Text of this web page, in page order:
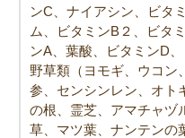
ンC、ナイアシン、ビタ
ム、ビタミンB２、ビタ
ンA、葉酸、ビタミンD
野草類（ヨモギ、ウコン
参、センシンレン、オト
の根、霊芝、アマチャヅ
草、マツ葉、ナンテンの